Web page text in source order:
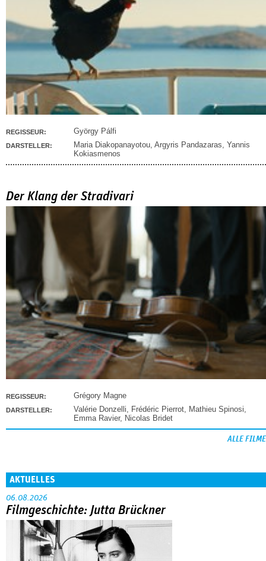
REGISSEUR: György Pálfi
DARSTELLER: Maria Diakopanayotou, Argyris Pandazaras, Yannis
Kokiasmenos
Der Klang der Stradivari
REGISSEUR: Grégory Magne
DARSTELLER: Valérie Donzelli, Frédéric Pierrot, Mathieu Spinosi,
Emma Ravier, Nicolas Bridet
ALLE FILME
AKTUELLES
06.08.2026
Filmgeschichte: Jutta Brückner